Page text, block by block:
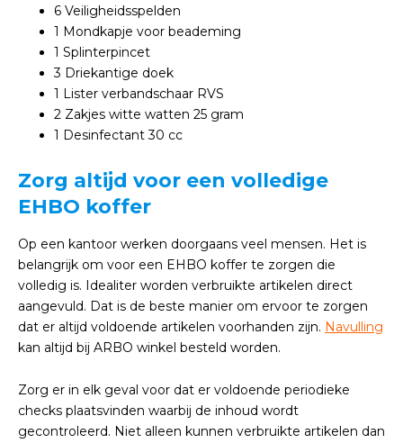
6 Veiligheidsspelden
1 Mondkapje voor beademing
1 Splinterpincet
3 Driekantige doek
1 Lister verbandschaar RVS
2 Zakjes witte watten 25 gram
1 Desinfectant 30 cc
Zorg altijd voor een volledige
EHBO koffer
Op een kantoor werken doorgaans veel mensen. Het is
belangrijk om voor een EHBO koffer te zorgen die
volledig is. Idealiter worden verbruikte artikelen direct
aangevuld. Dat is de beste manier om ervoor te zorgen
dat er altijd voldoende artikelen voorhanden zijn. Navulling
kan altijd bij ARBO winkel besteld worden.
Zorg er in elk geval voor dat er voldoende periodieke
checks plaatsvinden waarbij de inhoud wordt
gecontroleerd. Niet alleen kunnen verbruikte artikelen dan